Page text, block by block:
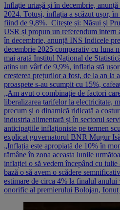
Inflație uriașă și în decembrie,
2024. Totuși, inflația a scăzut ușor,
fiind de 9,8%. Citește și: Năsui și
USR și propun un referendum intern
în decembrie, anunță INS Indicele
decembrie 2025 comparativ cu luna
mai arată Institul Național de
atins un vârf de 9,9%, inflația stă
creșterea prețurilor a fost, de la an la
proaspete s-au scumpit cu 15%,
„Am avut o combinație de factori
liberalizarea tarifelor la electricitate,
precum și o dinamică ridicată a
industria alimentară și în sectorul
anticipațiile inflaționiste pe termen
explicat guvernatorul BNR Mugur
„Inflația este apropiată de 10% în
rămâne în zona aceasta lunile
inflației o să vedem începând cu
bază o să avem o scădere
estimare de circa 4% la finalul
onorific al premierului Bolojan,